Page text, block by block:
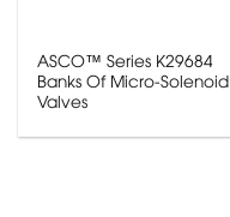
ASCO™ Series K29684
Banks Of Micro-Solenoid
Valves